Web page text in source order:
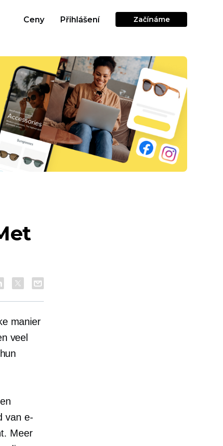
Ceny Přihlášení Začínáme
manier
veel
van e-
Meer